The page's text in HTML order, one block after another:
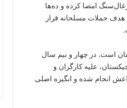
امضا کرده و ده‌ها
هدف حملات مسلحانه قرار
است. در چهار و نیم سال
علیه کارگران و
انجام شده و انگیزه اصلی